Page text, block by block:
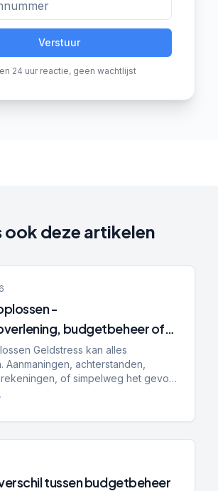
Verstuur
24 uur reactie, geen wachtlijst
ook deze artikelen
-
budgetbeheer of
wat is het verschil en wat
Geldstress kan alles
Aanmaningen, achterstanden,
of simpelweg het gevoel
kwijt bent. Dan ga je zoeken
tussen budgetbeheer